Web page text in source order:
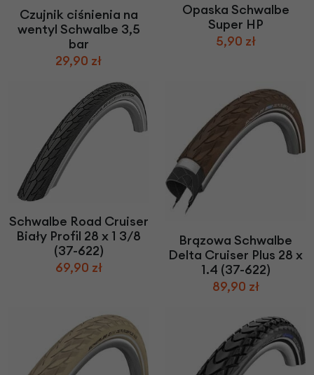
Czujnik ciśnienia na
wentyl Schwalbe 3,5
bar
29,90 zł
Opaska Schwalbe
Super HP
5,90 zł
Schwalbe Road Cruiser
Biały Profil 28 x 1 3/8
(37-622)
69,90 zł
Brązowa Schwalbe
Delta Cruiser Plus 28 x
1.4 (37-622)
89,90 zł